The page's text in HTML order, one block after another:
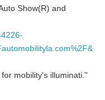
Show(R) and
mobility's illuminati."